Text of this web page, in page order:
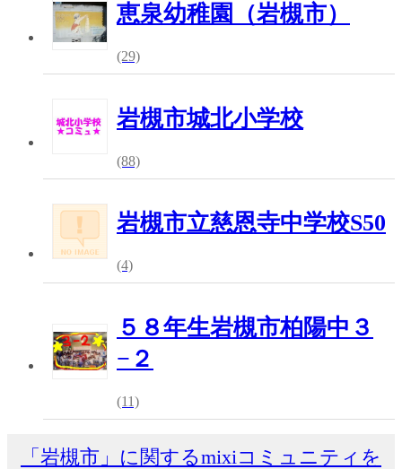
恵泉幼稚園（岩槻市）
(29)
岩槻市城北小学校
(88)
岩槻市立慈恩寺中学校S50
(4)
５８年生岩槻市柏陽中３
−２
(11)
「岩槻市」に関するmixiコミュニティを